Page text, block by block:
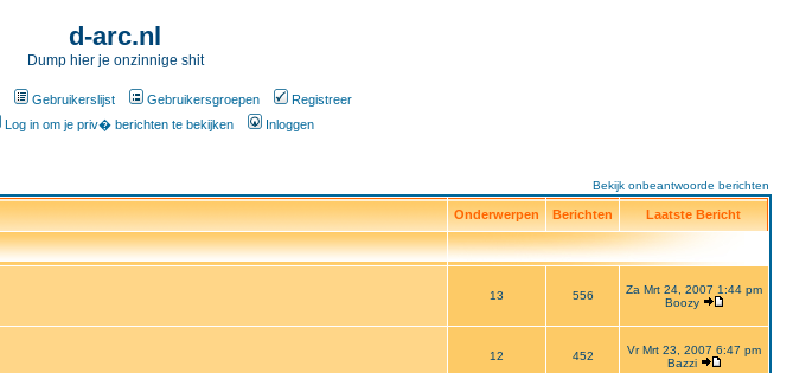
d-arc.nl
Dump hier je onzinnige shit
Gebruikerslijst Gebruikersgroepen
Registreer
Log in om je priv� berichten te bekijken Inloggen
Bekijk onbeantwoorde berichten
Onderwerpen Berichten Laatste Bericht
13 556
Za Mrt 24, 2007 1:44 pm
Boozy
12 452
Vr Mrt 23, 2007 6:47 pm
Bazzi